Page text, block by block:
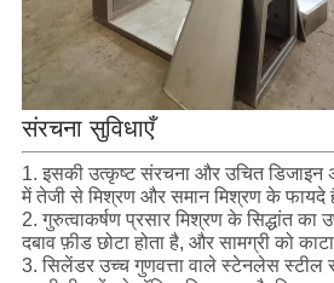
संरचना सुविधाएँ
1. इसकी उत्कृष्ट संरचना और उचित डिजाइन
में तेजी से मिश्रण और समान मिश्रण के फायदे
2. गुरुत्वाकर्षण प्रसार मिश्रण के सिद्धांत का
दबाव फ़ीड छोटा होता है, और सामग्री को
3. सिलेंडर उच्च गुणवत्ता वाले स्टेनलेस